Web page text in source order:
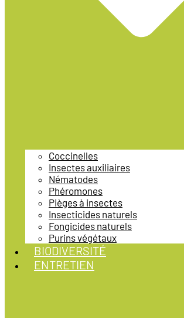
Coccinelles
Insectes auxiliaires
Nématodes
Phéromones
Pièges à insectes
Insecticides naturels
Fongicides naturels
Purins végétaux
BIODIVERSITÉ
ENTRETIEN